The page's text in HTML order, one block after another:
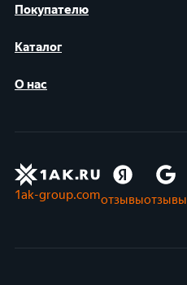
Покупателю
Каталог
О нас
1ak-group.comотзывыотзывы